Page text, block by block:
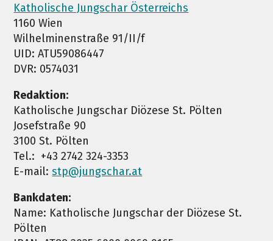
Katholische Jungschar Österreichs
1160 Wien
Wilhelminenstraße 91/II/f
UID: ATU59086447
DVR: 0574031
Redaktion:
Katholische Jungschar Diözese St. Pölten
Josefstraße 90
3100 St. Pölten
Tel.: +43 2742 324-3353
E-mail:stp@jungschar.at
Bankdaten:
Name: Katholische Jungschar der Diözese St.
Pölten